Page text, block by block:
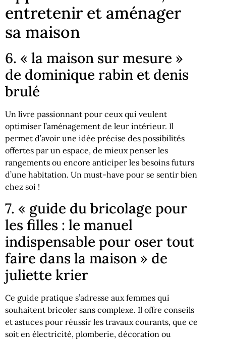
entretenir et aménager
sa maison
6. « la maison sur mesure »
de dominique rabin et denis
brulé
Un livre passionnant pour ceux qui veulent
optimiser l’aménagement de leur intérieur. Il
permet d’avoir une idée précise des possibilités
offertes par un espace, de mieux penser les
rangements ou encore anticiper les besoins futurs
d’une habitation. Un must-have pour se sentir bien
chez soi !
7. « guide du bricolage pour
les filles : le manuel
indispensable pour oser tout
faire dans la maison » de
juliette krier
Ce guide pratique s’adresse aux femmes qui
souhaitent bricoler sans complexe. Il offre conseils
et astuces pour réussir les travaux courants, que ce
soit en électricité, plomberie, décoration ou